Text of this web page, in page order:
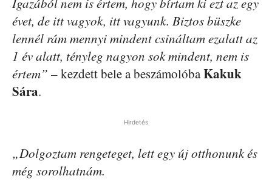
évet, de itt vagyok, itt vagyunk. Biztos büszke
lennél rám mennyi mindent csináltam ezalatt az
1 év alatt, tényleg nagyon sok mindent, nem is
értem” – kezdett bele a beszámolóbaKakuk
Sára.
Hirdetés
„Dolgoztam rengeteget, lett egy új otthonunk és
még sorolhatnám.